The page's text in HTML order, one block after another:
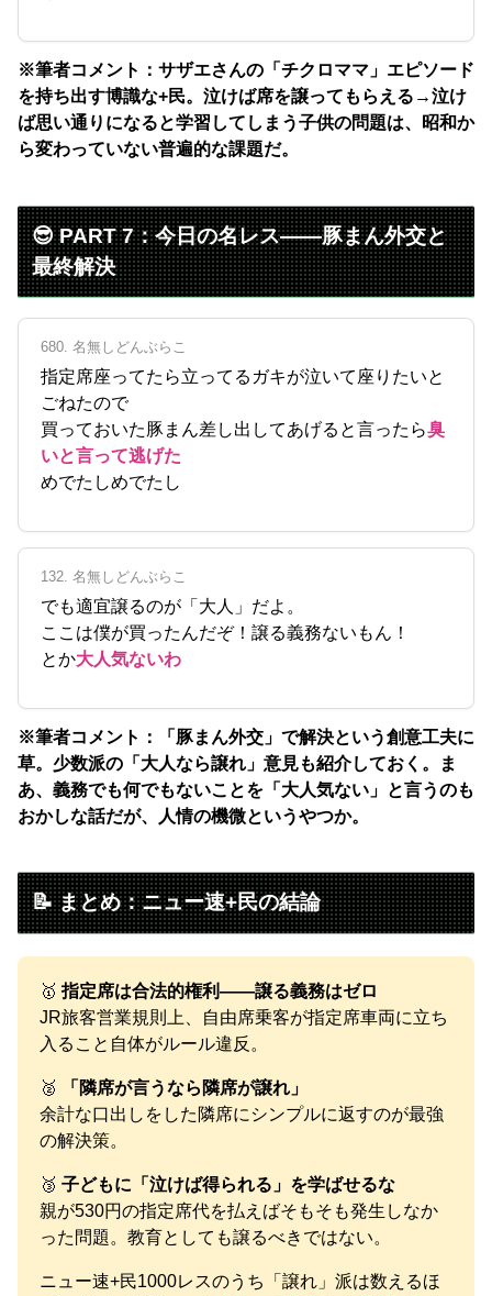
※筆者コメント：サザエさんの「チクロママ」エピソード
を持ち出す博識な+民。泣けば席を譲ってもらえる→泣け
ば思い通りになると学習してしまう子供の問題は、昭和か
ら変わっていない普遍的な課題だ。
😎 PART 7：今日の名レス——豚まん外交と
最終解決
680. 名無しどんぶらこ
指定席座ってたら立ってるガキが泣いて座りたいと
ごねたので
買っておいた豚まん差し出してあげると言ったら臭
いと言って逃げた
めでたしめでたし
132. 名無しどんぶらこ
でも適宜譲るのが「大人」だよ。
ここは僕が買ったんだぞ！譲る義務ないもん！
とか大人気ないわ
※筆者コメント：「豚まん外交」で解決という創意工夫に
草。少数派の「大人なら譲れ」意見も紹介しておく。ま
あ、義務でも何でもないことを「大人気ない」と言うのも
おかしな話だが、人情の機微というやつか。
📝 まとめ：ニュー速+民の結論
🥇指定席は合法的権利——譲る義務はゼロ
JR旅客営業規則上、自由席乗客が指定席車両に立ち
入ること自体がルール違反。
🥈
「隣席が言うなら隣席が譲れ」
余計な口出しをした隣席にシンプルに返すのが最強
の解決策。
🥉 子どもに「泣けば得られる」を学ばせるな
親が530円の指定席代を払えばそもそも発生しなか
った問題。教育としても譲るべきではない。
ニュー速+民1000レスのうち「譲れ」派は数えるほ